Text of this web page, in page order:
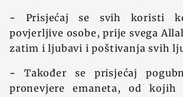
- Prisjećaj se svih koristi
povjerljive osobe, prije svega
zatim i ljubavi i poštivanja svih
- Također se prisjećaj
pronevjere emaneta, od